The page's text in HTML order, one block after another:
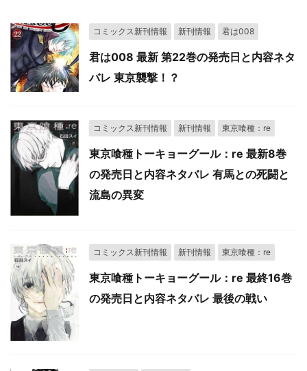
コミックス新刊情報 新刊情報 君は008
君は008 最新 第22巻の発売日と内容ネタ
バレ 東京襲撃！？
コミックス新刊情報 新刊情報 東京喰種：re
東京喰種トーキョーグール：re 最新8巻
の発売日と内容ネタバレ 有馬との死闘と
流島の異変
コミックス新刊情報 新刊情報 東京喰種：re
東京喰種トーキョーグール：re 最終16巻
の発売日と内容ネタバレ 最後の戦い